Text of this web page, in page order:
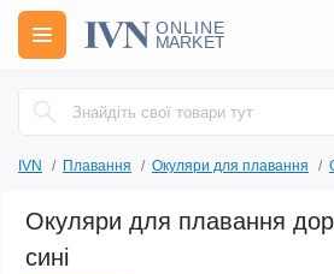
IVN Плавання Окуляри для плавання
Окуляри для плавання
сині